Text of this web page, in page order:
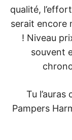
qualité,
serait encore
! Niveau
souvent
Tu
Pampers